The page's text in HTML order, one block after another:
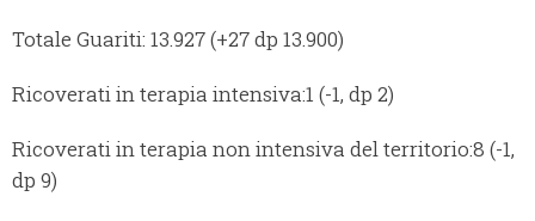
Totale Guariti: 13.927 (+27 dp 13.900)
Ricoverati in terapia intensiva:1 (-1, dp 2)
Ricoverati in terapia non intensiva del territorio:8 (-1,
dp 9)